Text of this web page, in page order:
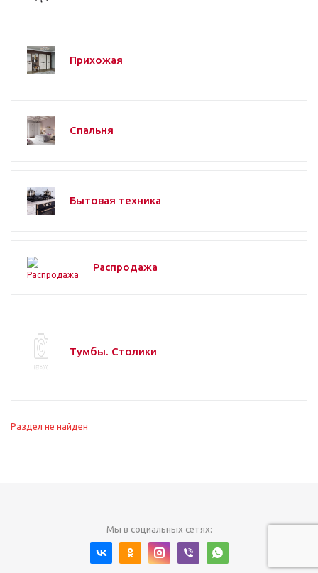
Прихожая
Спальня
Бытовая техника
Распродажа
Тумбы. Столики
Раздел не найден
Мы в социальных сетях: